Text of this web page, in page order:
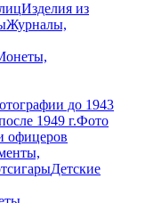
Изделия из
Журналы,
до 1943
1949 г.Фото
офицеров
Детские